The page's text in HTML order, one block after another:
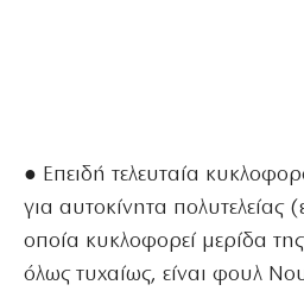
● Επειδή τελευταία
για αυτοκίνητα πολυτελείας
οποία κυκλοφορεί μερίδα
όλως τυχαίως, είναι φουλ